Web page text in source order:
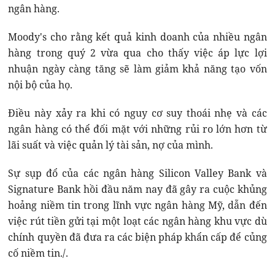
ngân hàng.
Moody's cho rằng kết quả kinh doanh của nhiều ngân
hàng trong quý 2 vừa qua cho thấy việc áp lực lợi
nhuận ngày càng tăng sẽ làm giảm khả năng tạo vốn
nội bộ của họ.
Điều này xảy ra khi có nguy cơ suy thoái nhẹ và các
ngân hàng có thể đối mặt với những rủi ro lớn hơn từ
lãi suất và việc quản lý tài sản, nợ của mình.
Sự sụp đổ của các ngân hàng Silicon Valley Bank và
Signature Bank hồi đầu năm nay đã gây ra cuộc khủng
hoảng niềm tin trong lĩnh vực ngân hàng Mỹ, dẫn đến
việc rút tiền gửi tại một loạt các ngân hàng khu vực dù
chính quyền đã đưa ra các biện pháp khẩn cấp để củng
cố niềm tin./.